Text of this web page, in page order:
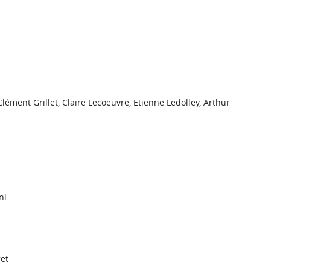
Grillet, Claire Lecoeuvre, Etienne Ledolley, Arthur